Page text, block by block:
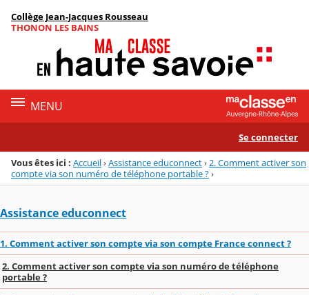
Menu de la rubrique
Contenu
Collège Jean-Jacques Rousseau
THONON LES BAINS
MENU
Se connecter
Vous êtes ici : Accueil›Assistance educonnect› 2. Comment activer son
compte via son numéro de téléphone portable ?›
Assistance educonnect
1. Comment activer son compte via son compte France connect ?
2. Comment activer son compte via son numéro de téléphone
portable ?